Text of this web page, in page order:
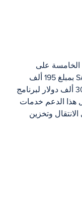
الخامسة على
التوالي، تمويلها لـ SARL بمبلغ 195 ألف
دولار، مع إضافة نحو 30 ألف دولار لبرنامج
هذا الدعم خدمات
وتخزين